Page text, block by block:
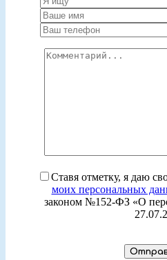
Ставя отметку, я даю
моих персональных
законом №152-ФЗ «О